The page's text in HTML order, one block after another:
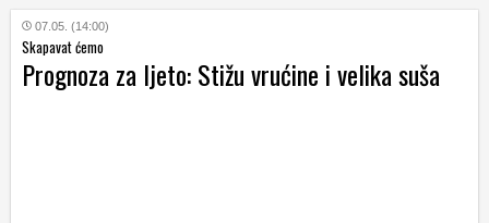
07.05. (14:00)
Skapavat ćemo
Prognoza za ljeto: Stižu vrućine i velika suša